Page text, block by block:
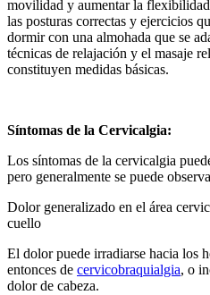
movilidad y aumentar la
las posturas correctas y ejercicios
dormir con una almohada que se
técnicas de relajación y el masaje
constituyen medidas básicas.
Síntomas de la Cervicalgia:
Los síntomas de la cervicalgia
pero generalmente se puede
Dolor generalizado en el área
cuello
El dolor puede irradiarse hacia los
entonces de cervicobraquialgia, o
dolor de cabeza.